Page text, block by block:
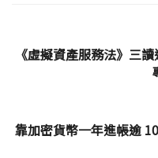
《虛擬資產服務法》三
靠加密貨幣一年進帳逾